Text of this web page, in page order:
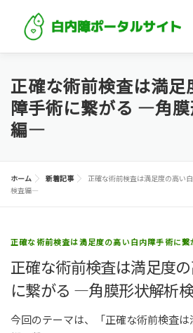
ホーム 白内障について知る 記
眼科・クリニック
正確な術前検査は満足
障手術に繋がる ―角
編―
ホーム 新着記事
正確な術前検査は満足度の高い
検査編―
正確な術前検査は満足度の高い白内障手術に
正確な術前検査は満足度
に繋がる ―角膜形状解析
今回のテーマは、「正確な術前検査